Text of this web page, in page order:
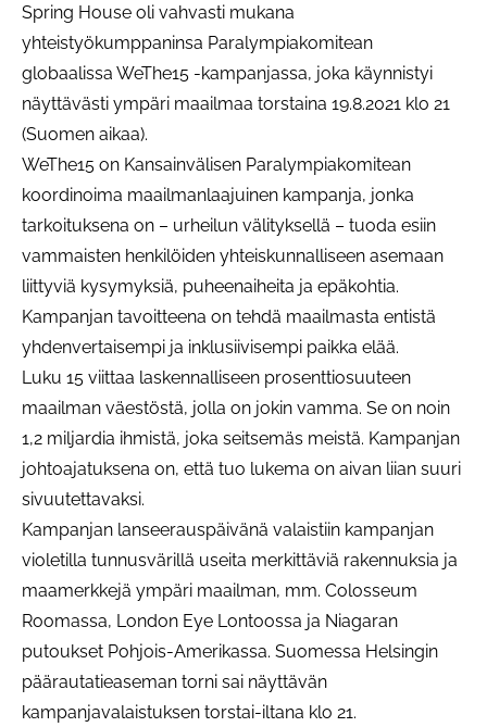
Spring House oli vahvasti mukana
yhteistyökumppaninsa Paralympiakomitean
globaalissa WeThe15 -kampanjassa, joka käynnistyi
näyttävästi ympäri maailmaa torstaina 19.8.2021 klo 21
(Suomen aikaa).
WeThe15 on Kansainvälisen Paralympiakomitean
koordinoima maailmanlaajuinen kampanja, jonka
tarkoituksena on – urheilun välityksellä – tuoda esiin
vammaisten henkilöiden yhteiskunnalliseen asemaan
liittyviä kysymyksiä, puheenaiheita ja epäkohtia.
Kampanjan tavoitteena on tehdä maailmasta entistä
yhdenvertaisempi ja inklusiivisempi paikka elää.
Luku 15 viittaa laskennalliseen prosenttiosuuteen
maailman väestöstä, jolla on jokin vamma. Se on noin
1,2 miljardia ihmistä, joka seitsemäs meistä. Kampanjan
johtoajatuksena on, että tuo lukema on aivan liian suuri
sivuutettavaksi.
Kampanjan lanseerauspäivänä valaistiin kampanjan
violetilla tunnusvärillä useita merkittäviä rakennuksia ja
maamerkkejä ympäri maailman, mm. Colosseum
Roomassa, London Eye Lontoossa ja Niagaran
putoukset Pohjois-Amerikassa. Suomessa Helsingin
päärautatieaseman torni sai näyttävän
kampanjavalaistuksen torstai-iltana klo 21.